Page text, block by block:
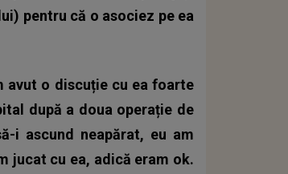
pentru că o asociez pe ea
avut o discuție cu ea foarte
după a doua operație de
i ascund neapărat, eu am
jucat cu ea, adică eram ok.